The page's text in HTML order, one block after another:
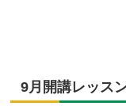
9月開講レッス